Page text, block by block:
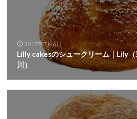
2017年7月6日
Lilly cakesのシュークリーム｜Lily
川）